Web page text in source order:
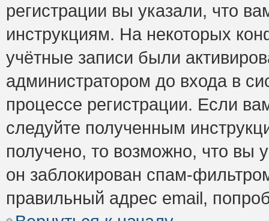
регистрации вы указали, что
инструкциям. На некоторых
учётные записи были
администратором до входа в
процессе регистрации. Если
следуйте полученным
получено, то возможно, что вы
он заблокирован спам-
правильный адрес email,